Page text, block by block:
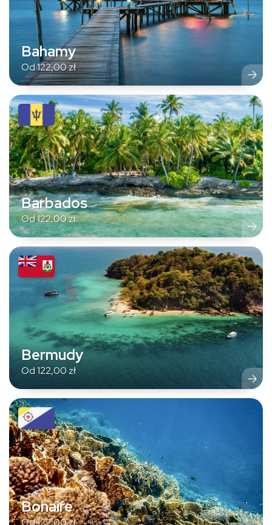
Bahamy
Od122,00zł
Barbados
Od122,00zł
Bermudy
Od122,00zł
Bonaire
Od122,00zł